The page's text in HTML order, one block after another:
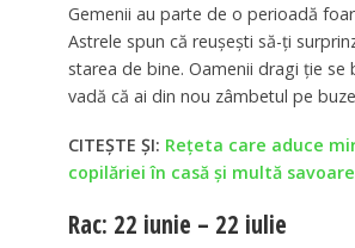
Gemenii au parte de o perioadă
Astrele spun că reușești să-ți
starea de bine. Oamenii dragi ție se
vadă că ai din nou zâmbetul pe
CITEȘTE ȘI: Rețeta care aduce
copilăriei în casă și multă
Rac: 22 iunie – 22 iulie